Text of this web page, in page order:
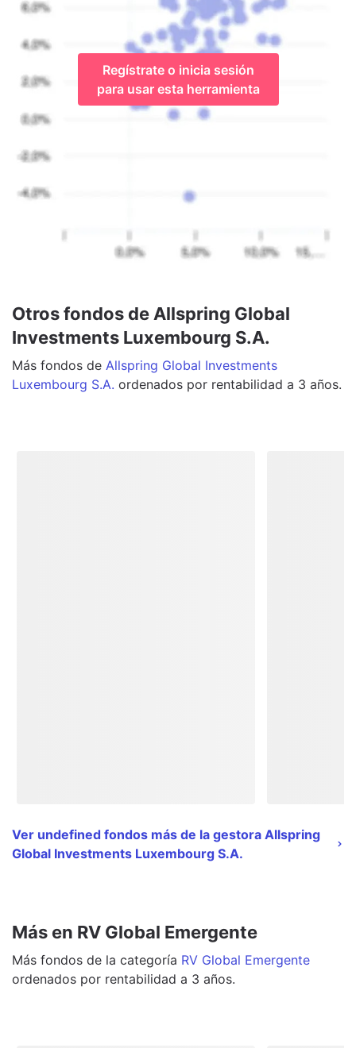
Regístrate o inicia sesión
para usar esta herramienta
Otros fondos de Allspring Global
Investments Luxembourg S.A.
Más fondos de Allspring Global Investments
Luxembourg S.A. ordenados por rentabilidad a 3 años.
Ver undefined fondos más de la gestora Allspring
Global Investments Luxembourg S.A.
Más en RV Global Emergente
Más fondos de la categoría RV Global Emergente
ordenados por rentabilidad a 3 años.